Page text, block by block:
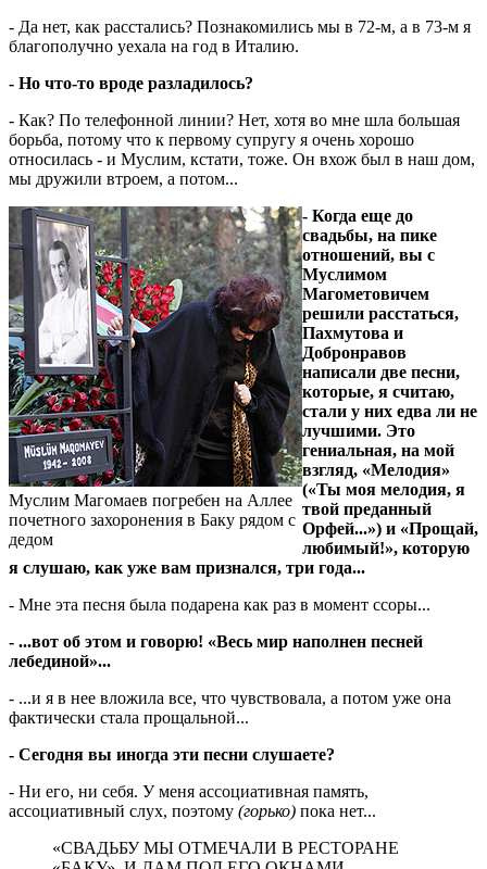
- Да нет, как расстались? Познакомились мы в 72-м, а в 73-м я
благополучно уехала на год в Италию.
- Но что-то вроде разладилось?
- Как? По телефонной линии? Нет, хотя во мне шла большая
борьба, потому что к первому супругу я очень хорошо
относилась - и Муслим, кстати, тоже. Он вхож был в наш дом,
мы дружили втроем, а потом...
Муслим Магомаев погребен на Аллее
почетного захоронения в Баку рядом с
дедом
- Когда еще до
свадьбы, на пике
отношений, вы с
Муслимом
Магометовичем
решили расстаться,
Пахмутова и
Добронравов
написали две песни,
которые, я считаю,
стали у них едва ли не
лучшими. Это
гениальная, на мой
взгляд, «Мелодия»
(«Ты моя мелодия, я
твой преданный
Орфей...») и «Прощай,
любимый!», которую
я слушаю, как уже вам признался, три года...
- Мне эта песня была подарена как раз в момент ссоры...
- ...вот об этом и говорю! «Весь мир наполнен песней
лебединой»...
- ...и я в нее вложила все, что чувствовала, а потом уже она
фактически стала прощальной...
- Сегодня вы иногда эти песни слушаете?
- Ни его, ни себя. У меня ассоциативная память,
ассоциативный слух, поэтому (горько) пока нет...
«СВАДЬБУ МЫ ОТМЕЧАЛИ В РЕСТОРАНЕ